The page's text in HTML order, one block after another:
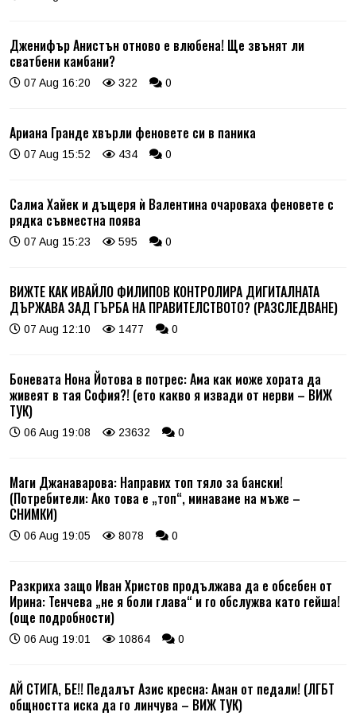
Дженифър Анистън отново е влюбена! Ще звънят ли
сватбени камбани?
07 Aug 16:20 322 0
Ариана Гранде хвърли феновете си в паника
07 Aug 15:52 434 0
Салма Хайек и дъщеря ѝ Валентина очароваха феновете с
рядка съвместна поява
07 Aug 15:23 595 0
ВИЖТЕ КАК ИВАЙЛО ФИЛИПОВ КОНТРОЛИРА ДИГИТАЛНАТА
ДЪРЖАВА ЗАД ГЪРБА НА ПРАВИТЕЛСТВОТО? (РАЗСЛЕДВАНЕ)
07 Aug 12:10 1477 0
Боневата Нона Йотова в потрес: Ама как може хората да
живеят в тая София?! (ето какво я извади от нерви – ВИЖ
ТУК)
06 Aug 19:08 23632 0
Маги Джанаварова: Направих топ тяло за бански!
(Потребители: Ако това е „топ“, минаваме на мъже –
СНИМКИ)
06 Aug 19:05 8078 0
Разкриха защо Иван Христов продължава да е обсебен от
Ирина: Тенчева „не я боли глава“ и го обслужва като гейша!
(още подробности)
06 Aug 19:01 10864 0
АЙ СТИГА, БЕ!! Педалът Азис кресна: Аман от педали! (ЛГБТ
общността иска да го линчува – ВИЖ ТУК)